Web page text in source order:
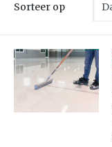
Sorteer op